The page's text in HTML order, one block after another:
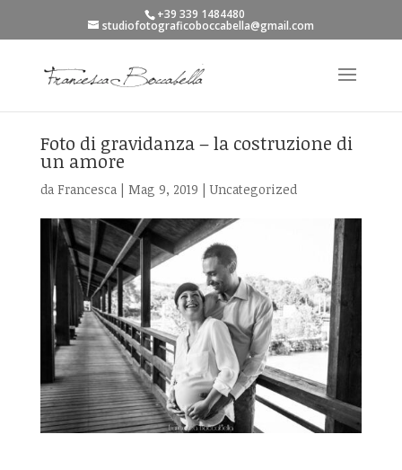
+39 339 1484480
studiofotograficoboccabella@gmail.com
Foto di gravidanza – la costruzione di
un amore
da Francesca| Mag 9, 2019 | Uncategorized